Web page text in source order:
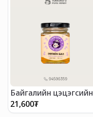
Байгалийн цэцэгсийн
зөгийн бал /170гр/
21,600₮